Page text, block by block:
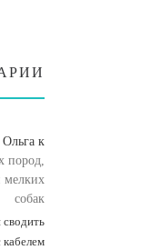
Ольга к
пород,
мелких
собак
кабелем